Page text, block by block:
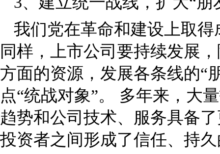
我们党在革命和建设上取
同样，上市公司要持续发展
方面的资源，发展各条线的“
点“统战对象”。 多年来，大
趋势和公司技术、服务具备
投资者之间形成了信任、持